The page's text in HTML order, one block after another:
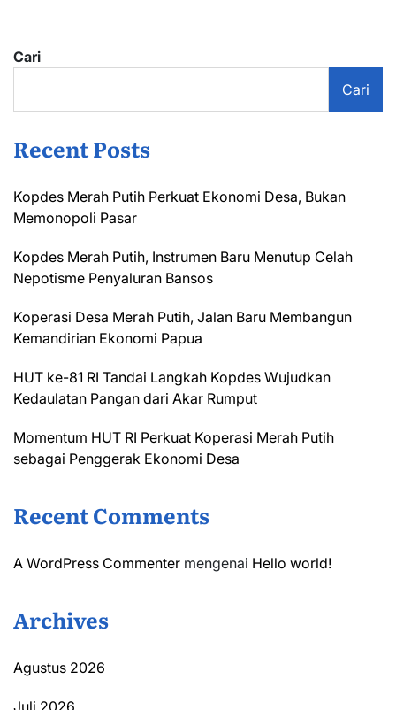
Cari
Cari
Recent Posts
Kopdes Merah Putih Perkuat Ekonomi Desa, Bukan
Memonopoli Pasar
Kopdes Merah Putih, Instrumen Baru Menutup Celah
Nepotisme Penyaluran Bansos
Koperasi Desa Merah Putih, Jalan Baru Membangun
Kemandirian Ekonomi Papua
HUT ke-81 RI Tandai Langkah Kopdes Wujudkan
Kedaulatan Pangan dari Akar Rumput
Momentum HUT RI Perkuat Koperasi Merah Putih
sebagai Penggerak Ekonomi Desa
Recent Comments
A WordPress Commenter mengenai Hello world!
Archives
Agustus 2026
Juli 2026